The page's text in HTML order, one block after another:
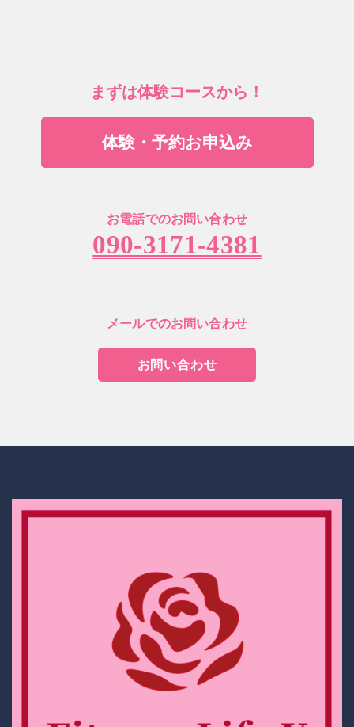
まずは体験コースから！
体験・予約お申込み
お電話でのお問い合わせ
090-3171-4381
メールでのお問い合わせ
お問い合わせ